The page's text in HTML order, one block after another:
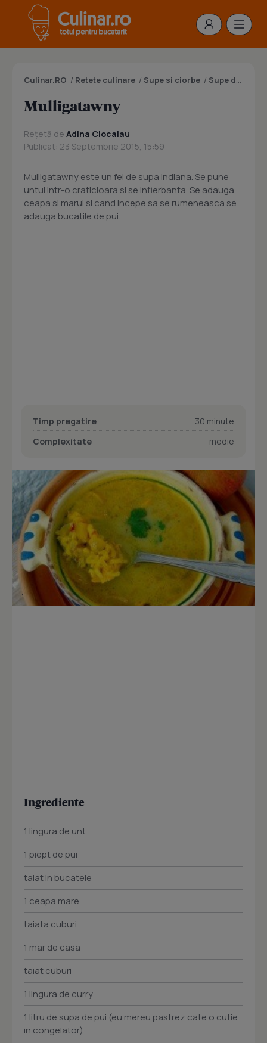
Culinar.RO / Retete culinare / Supe si ciorbe / Supe de carne
Mulligatawny
Rețetă de Adina Ciocalau
Publicat: 23 Septembrie 2015, 15:59
Mulligatawny este un fel de supa indiana. Se pune
untul intr-o craticioara si se infierbanta. Se adauga
ceapa si marul si cand incepe sa se rumeneasca se
adauga bucatile de pui.
Timp pregatire
30 minute
Complexitate
medie
Ingrediente
1 lingura de unt
1 piept de pui
taiat in bucatele
1 ceapa mare
taiata cuburi
1 mar de casa
taiat cuburi
1 lingura de curry
1 litru de supa de pui (eu mereu pastrez cate o cutie
in congelator)